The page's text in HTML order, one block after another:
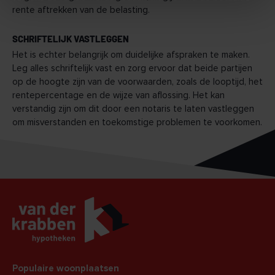
rente aftrekken van de belasting.
SCHRIFTELIJK VASTLEGGEN
Het is echter belangrijk om duidelijke afspraken te maken.
Leg alles schriftelijk vast en zorg ervoor dat beide partijen
op de hoogte zijn van de voorwaarden, zoals de looptijd, het
rentepercentage en de wijze van aflossing. Het kan
verstandig zijn om dit door een notaris te laten vastleggen
om misverstanden en toekomstige problemen te voorkomen.
Populaire woonplaatsen